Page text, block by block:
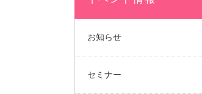
お知らせ
セミナー